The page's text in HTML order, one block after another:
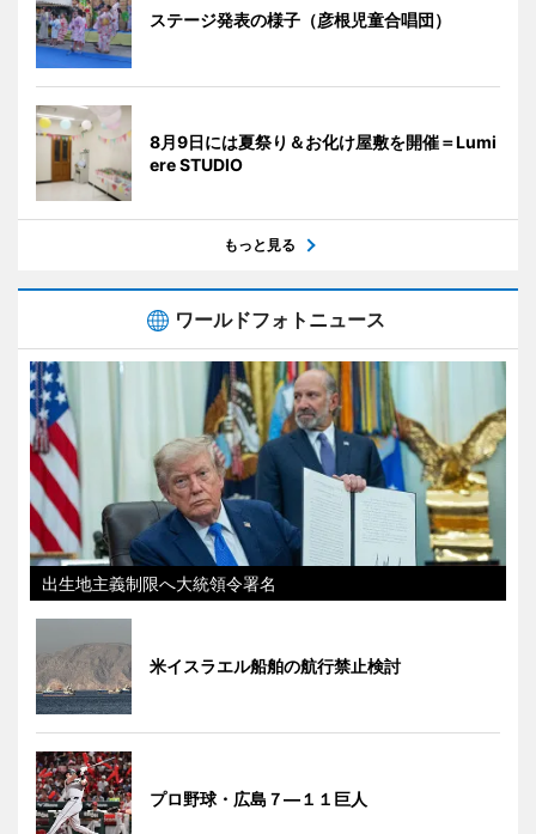
ステージ発表の様子（彦根児童合唱団）
8月9日には夏祭り＆お化け屋敷を開催＝Lumi
ere STUDIO
もっと見る
ワールドフォトニュース
出生地主義制限へ大統領令署名
米イスラエル船舶の航行禁止検討
プロ野球・広島７―１１巨人